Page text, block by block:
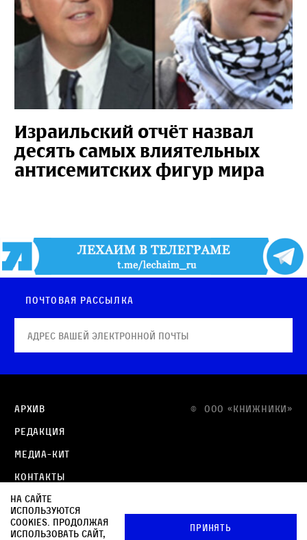
Израильский отчёт назвал
десять самых влиятельных
антисемитских фигур мира
Почтовая рассылка
© OOO «КНИЖНИКИ»
Архив
Редакция
Медиа-кит
Контакты
Политика в отношении обработки персональных
данных
Политика обработки файлов cookie
На сайте
используются
cookies. Продолжая
использовать сайт,
Принять